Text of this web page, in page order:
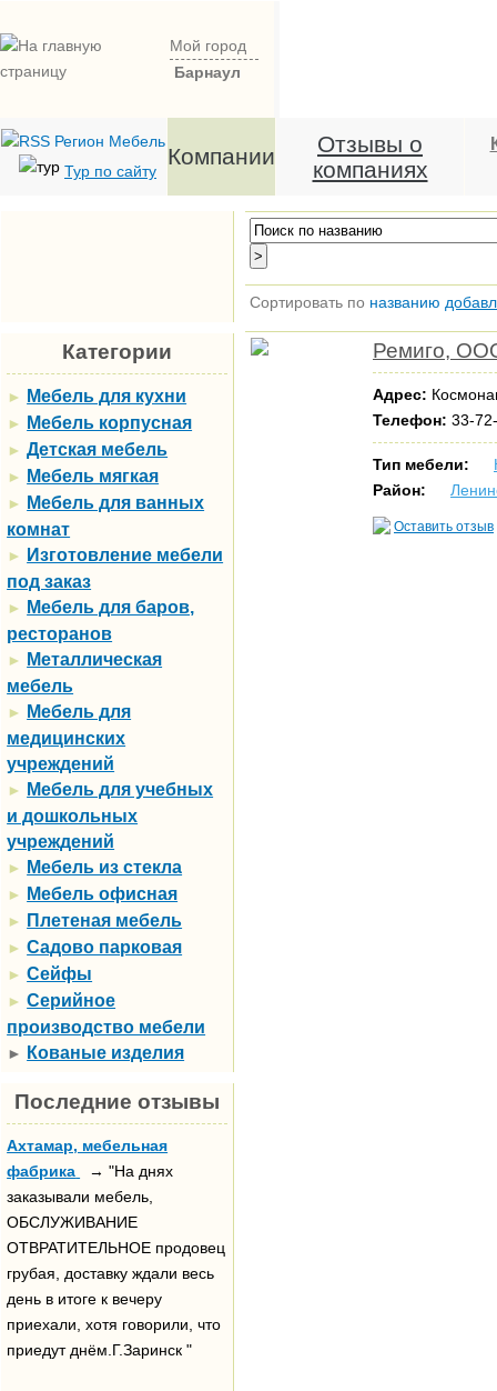
Мой город
Барнаул
Тур по сайту
Компании
Отзывы о
компаниях
Категории
► Мебель для кухни
► Мебель корпусная
► Детская мебель
► Мебель мягкая
► Мебель для ванных
комнат
►
Изготовление мебели
под заказ
►
Мебель для баров,
ресторанов
►
Металлическая
мебель
►
Мебель для
медицинских
учреждений
►
Мебель для учебных
и дошкольных
учреждений
►
Мебель из стекла
► Мебель офисная
► Плетеная мебель
► Садово парковая
► Сейфы
► Серийное
производство мебели
►
Кованые изделия
Последние отзывы
Ахтамар, мебельная
фабрика
→ "На днях
заказывали мебель,
ОБСЛУЖИВАНИЕ
ОТВРАТИТЕЛЬНОЕ продовец
грубая, доставку ждали весь
день в итоге к вечеру
приехали, хотя говорили, что
приедут днём.Г.Заринск "
Сортировать по названию
Ремиго,
Адрес:
Телефон: 33-
Тип мебели:
Район:
Оставить отзыв